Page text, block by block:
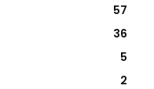
57
36
5
2